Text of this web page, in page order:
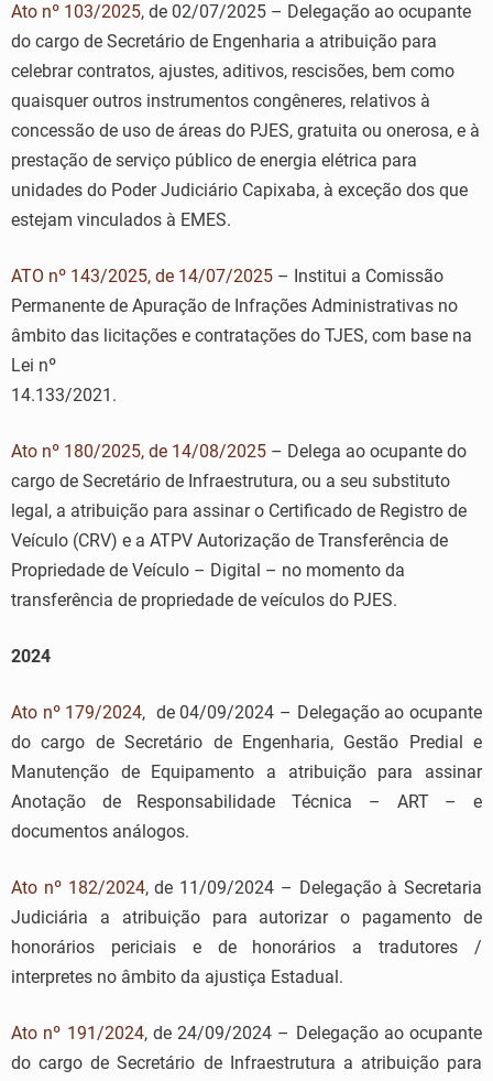
Ato nº 103/2025, de 02/07/2025 – Delegação ao ocupante
do cargo de Secretário de Engenharia a atribuição para
celebrar contratos, ajustes, aditivos, rescisões, bem como
quaisquer outros instrumentos congêneres, relativos à
concessão de uso de áreas do PJES, gratuita ou onerosa, e à
prestação de serviço público de energia elétrica para
unidades do Poder Judiciário Capixaba, à exceção dos que
estejam vinculados à EMES.
ATO nº 143/2025, de 14/07/2025 – Institui a Comissão
Permanente de Apuração de Infrações Administrativas no
âmbito das licitações e contratações do TJES, com base na
Lei nº
14.133/2021.
Ato nº 180/2025, de 14/08/2025 – Delega ao ocupante do
cargo de Secretário de Infraestrutura, ou a seu substituto
legal, a atribuição para assinar o Certificado de Registro de
Veículo (CRV) e a ATPV Autorização de Transferência de
Propriedade de Veículo – Digital – no momento da
transferência de propriedade de veículos do PJES.
2024
Ato nº 179/2024, de 04/09/2024 – Delegação ao ocupante
do cargo de Secretário de Engenharia, Gestão Predial e
Manutenção de Equipamento a atribuição para assinar
Anotação de Responsabilidade Técnica – ART – e
documentos análogos.
Ato nº 182/2024, de 11/09/2024 – Delegação à Secretaria
Judiciária a atribuição para autorizar o pagamento de
honorários periciais e de honorários a tradutores /
interpretes no âmbito da ajustiça Estadual.
Ato nº 191/2024, de 24/09/2024 – Delegação ao ocupante
do cargo de Secretário de Infraestrutura a atribuição para